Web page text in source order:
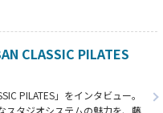
CLASSIC PILATES
PILATES」をインタビュー。
スタジオシステムの魅力を、藤